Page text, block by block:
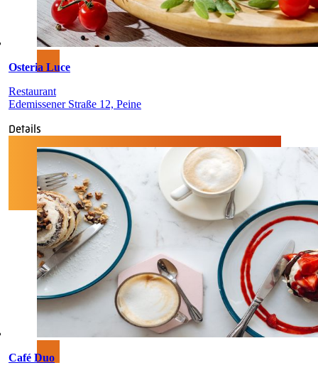
Osteria Luce
Restaurant
Edemissener Straße 12, Peine
Details
Café Duo